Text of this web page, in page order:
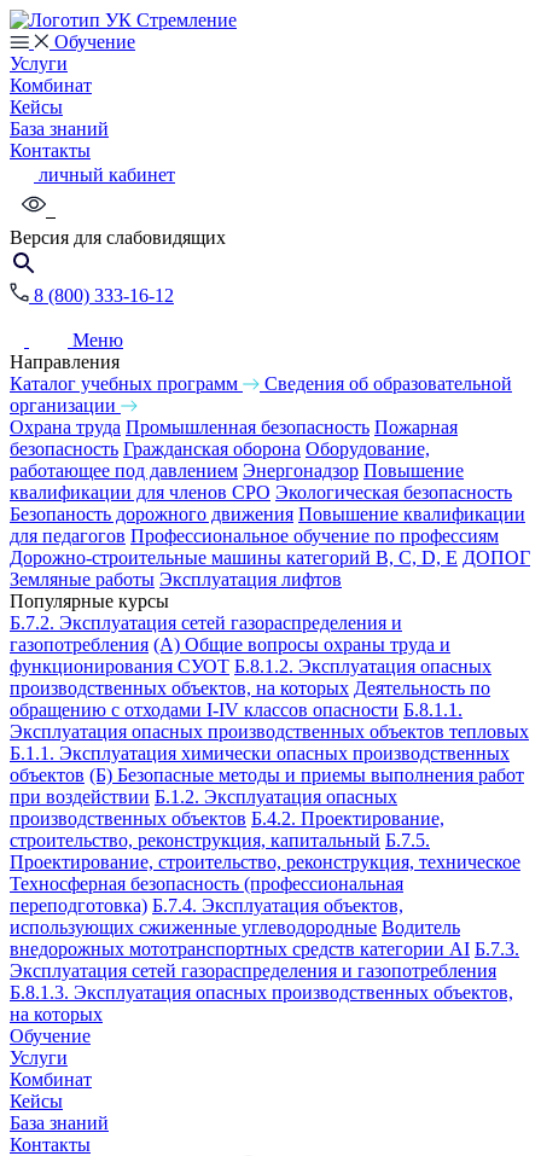
Обучение
Услуги
Комбинат
Кейсы
База знаний
Контакты
личный кабинет
Версия для слабовидящих
8 (800) 333-16-12
Меню
Направления
Каталог учебных программ
Сведения об образовательной
организации
Охрана труда Промышленная безопасность Пожарная
безопасность Гражданская оборона Оборудование,
работающее под давлением Энергонадзор Повышение
квалификации для членов СРО Экологическая безопасность
Безопаность дорожного движения Повышение квалификации
для педагогов Профессиональное обучение по профессиям
Дорожно-строительные машины категорий B, C, D, E ДОПОГ
Земляные работы Эксплуатация лифтов
Популярные курсы
Б.7.2. Эксплуатация сетей газораспределения и
газопотребления (А) Общие вопросы охраны труда и
функционирования СУОТ Б.8.1.2. Эксплуатация опасных
производственных объектов, на которых Деятельность по
обращению с отходами I-IV классов опасности Б.8.1.1.
Эксплуатация опасных производственных объектов тепловых
Б.1.1. Эксплуатация химически опасных производственных
объектов (Б) Безопасные методы и приемы выполнения работ
при воздействии Б.1.2. Эксплуатация опасных
производственных объектов Б.4.2. Проектирование,
строительство, реконструкция, капитальный Б.7.5.
Проектирование, строительство, реконструкция, техническое
Техносферная безопасность (профессиональная
переподготовка) Б.7.4. Эксплуатация объектов,
использующих сжиженные углеводородные Водитель
внедорожных мототранспортных средств категории АI Б.7.3.
Эксплуатация сетей газораспределения и газопотребления
Б.8.1.3. Эксплуатация опасных производственных объектов,
на которых
Обучение
Услуги
Комбинат
Кейсы
База знаний
Контакты